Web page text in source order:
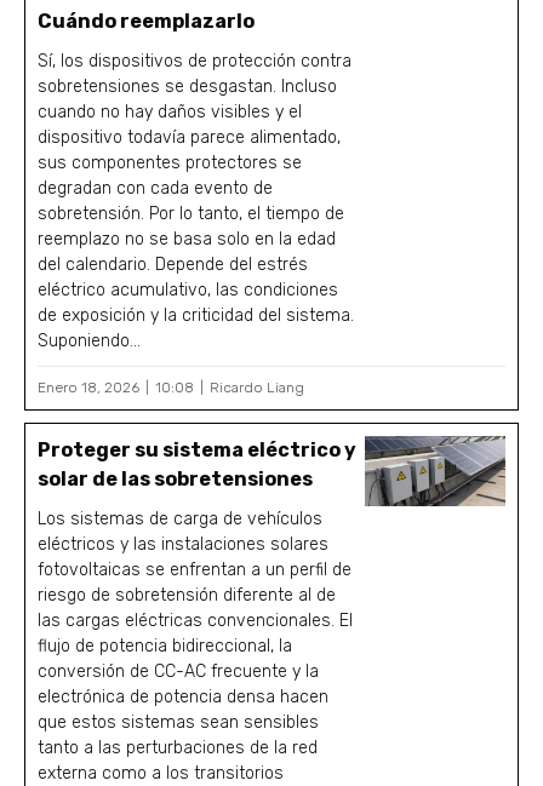
Cuándo reemplazarlo
Sí, los dispositivos de protección contra
sobretensiones se desgastan. Incluso
cuando no hay daños visibles y el
dispositivo todavía parece alimentado,
sus componentes protectores se
degradan con cada evento de
sobretensión. Por lo tanto, el tiempo de
reemplazo no se basa solo en la edad
del calendario. Depende del estrés
eléctrico acumulativo, las condiciones
de exposición y la criticidad del sistema.
Suponiendo...
Enero 18, 2026 10:08 Ricardo Liang
Proteger su sistema eléctrico y
solar de las sobretensiones
Los sistemas de carga de vehículos
eléctricos y las instalaciones solares
fotovoltaicas se enfrentan a un perfil de
riesgo de sobretensión diferente al de
las cargas eléctricas convencionales. El
flujo de potencia bidireccional, la
conversión de CC-AC frecuente y la
electrónica de potencia densa hacen
que estos sistemas sean sensibles
tanto a las perturbaciones de la red
externa como a los transitorios